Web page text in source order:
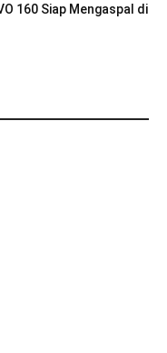
160 Siap Mengaspal di